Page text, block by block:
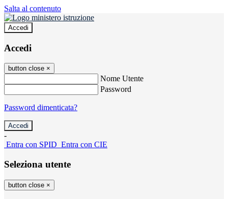
Salta al contenuto
Accedi
Accedi
button close ×
Nome Utente
Password
Password dimenticata?
-
Entra con SPID Entra con CIE
Seleziona utente
button close ×